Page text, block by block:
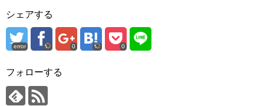
シェアする
error 0 0
フォローする